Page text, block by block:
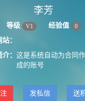
李芳
等级 V1 经验值 0
：
： 这是系统自动为合同
成的账号
发私信 送